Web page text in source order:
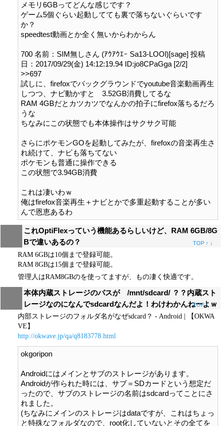
メモリ6GBってどんな感じです？
ゲーム5個ぐらい起動してても裏で落ちないぐらいです
か？
speedtest動画とか全く無いからわからん
700 名前：SIM無しさん (ｱｳｱｳｴｰ Sa13-LOOl)[sage] 投稿
日：2017/09/29(金) 14:12:19.94 ID:jo8CPaGga [2/2]
>>697
試しに、firefoxでバックグラウンドでyoutube音楽動画再生
しつつ、ナビ動かすと　3.52GB消費してるな
RAM 4GBだとカツカツでなんかの拍子にfirefox落ちるだろ
うな
ちなみにこの状態でも本体操作はサクサク可能
さらにポケモンGOを起動してみたが、firefoxの音楽再生さ
れ続けて、ナビも落ちてない
ポケモンも普通に操作できる
この状態で3.94GB消費
これは凄いわｗ
俺はfirefox音楽再生＋ナビとかで多重起動することが多い
これOptiFlexっていう機能あるらしいけど、RAM 6GB/8G
Bで違いあるの？
TOP ↑ ↓
RAM 6GBは10個まで登録可能。
RAM 8GBは15個まで登録可能。
管理人はRAM8GBのを使ってますが、もの凄く快適です。
本体内蔵ストレージのパスが /mnt/sdcard/ ？？内蔵スト
レージなのになんでsdcardなんだよ！わけわかんねーよｗ
TOP ↑ ↓
内部ストレージのフォルダ名がなぜsdcard？ - Android | 【OKWA
VE】
http://okwave.jp/qa/q8183778.html
okgoripon
Androidにはメインとサブのストレージがあります。
Androidが作られた時には、サブ＝SDカードという想定だ
ったので、サブのストレージの名前はsdcardってことにさ
れました。
(ちなみにメインのストレージはdataですが、これはちょっ
と特殊なフォルダなので、root化していないとその全てを